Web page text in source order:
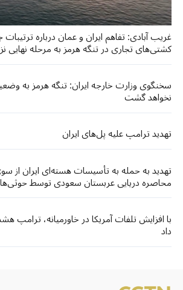
غریب آبادی: تفاهم ایران و عمان درباره ترتیبات
کشتی‌های تجاری در تنگه هرمز به مرحله نهایی
سخنگوی وزارت خارجه ایران: تنگه هرمز به
نخواهد گشت
تهدید ترامپ علیه پل‌های ایران
تهدید به حمله به تأسیسات هسته‌ای ایران از
محاصره دریایی عربستان سعودی توسط حوثی‌ها
با افزایش تلفات آمریکا در خاورمیانه، ترامپ
داد